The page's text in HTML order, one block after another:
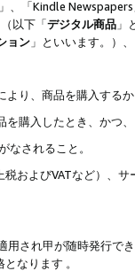
、「Kindle
以下「デジタル商品 」
ョン 」といいます。）、
より、商品を購入する
購入したとき、かつ、
されること。
およびVATなど）、サ
用され甲が随時発行で
なります 。